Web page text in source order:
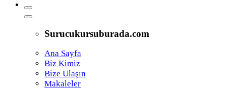
Surucukursuburada.com
Ana Sayfa
Biz Kimiz
Bize Ulaşın
Makaleler